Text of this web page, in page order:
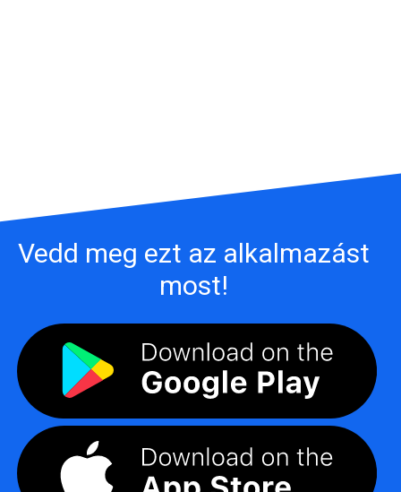
Vedd meg ezt az alkalmazást
most!